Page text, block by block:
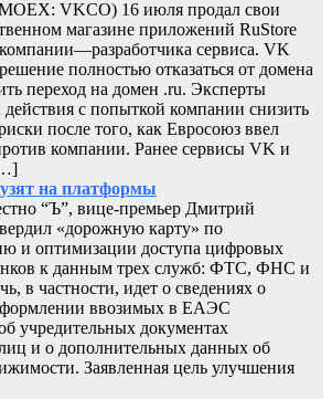
VKCO) 16 июля продал свои
магазине приложений RuStore
сервиса. VK
полностью отказаться от домена
переход на домен .ru. Эксперты
действия с попыткой компании снизить
после того, как Евросоюз ввел
компании. Ранее сервисы VK и
на платформы
“Ъ”, вице-премьер Дмитрий
«дорожную карту» по
и оптимизации доступа цифровых
к данным трех служб: ФТС, ФНС и
в частности, идет о сведениях о
ввозимых в ЕАЭС
учредительных документах
и о дополнительных данных об
Заявленная цель улучшения